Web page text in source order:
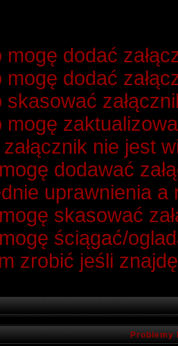
dodać
dodać
mogę
nie jest
dodawać
uprawnienia a
skasować
ściągać/
zrobić jeśli
Problemy